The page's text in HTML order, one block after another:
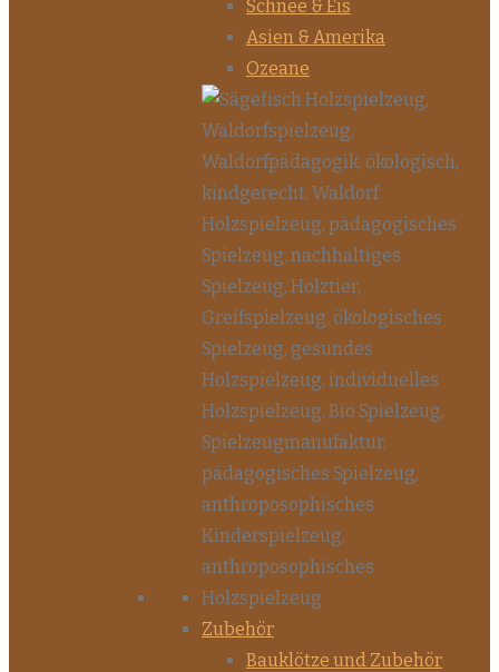
Schnee & Eis
Asien & Amerika
Ozeane
Zubehör
Bauklötze und Zubehör